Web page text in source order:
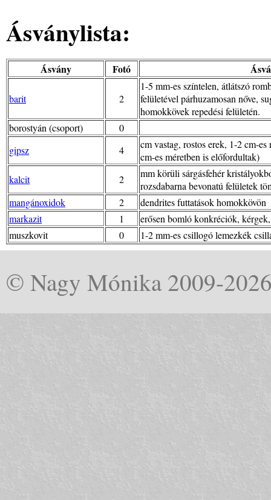
Ásványlista:
Ásvány Fotó
barit 2
1-5 mm-es színtelen, átlátszó
felületével párhuzamosan nőve,
homokkövek repedési felületén.
borostyán (csoport)
0
gipsz
4
cm vastag, rostos erek, 1-2 cm-
cm-es méretben is előfordultak)
kalcit
2
mm körüli sárgásfehér
rozsdabarna bevonatú felületek
mangánoxidok
2
dendrites futtatások homokkövön
markazit
1
erősen bomló konkréciók,
muszkovit
0 1-2 mm-es csillogó lemezkék
© Nagy Mónika 2009-